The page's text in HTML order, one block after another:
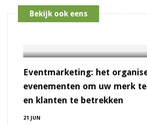
Bekijk ook eens
Eventmarketing: het
evenementen om uw merk
en klanten te betrekken
21 JUN